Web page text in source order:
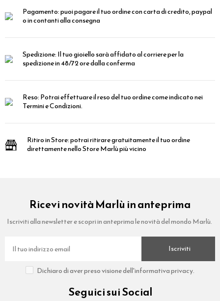
Pagamento:puoi pagare il tuo ordine con carta di credito, paypal
o in contanti alla consegna
Spedizione:Il tuo gioiello sarà affidato al corriere per la
spedizione in 48/72 ore dalla conferma
Reso:Potrai effettuare il reso del tuo ordine come indicato nei
Termini e Condizioni.
Ritiro in Store:potrai ritirare gratuitamente il tuo ordine
direttamente nello Store Marlù più vicino
Ricevi novità Marlù in anteprima
Iscriviti alla newsletter e scopri in anteprima le novità del mondo Marlù.
Iscriviti
Dichiaro di aver preso visione dell'informativa privacy.
Seguici sui Social